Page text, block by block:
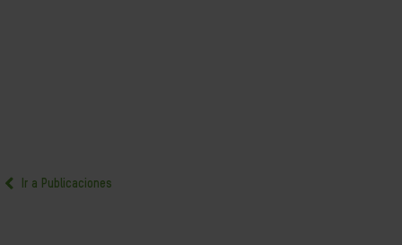
Ir a Publicaciones